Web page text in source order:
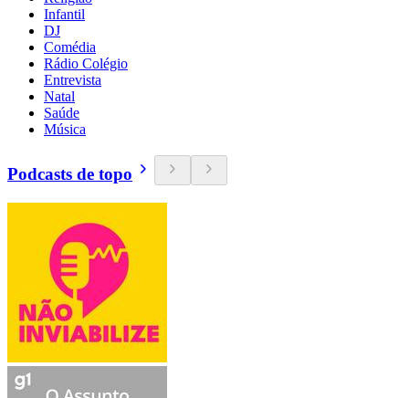
Infantil
DJ
Comédia
Rádio Colégio
Entrevista
Natal
Saúde
Música
Podcasts de topo